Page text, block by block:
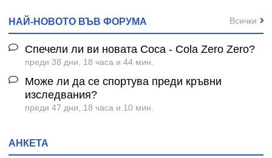
НАЙ-НОВОТО ВЪВ ФОРУМА
Спечели ли ви новата Coca - Cola Zero Zero?
преди 38 дни, 18 часа и 44 мин.
Може ли да се спортува преди кръвни
изследвания?
преди 47 дни, 18 часа и 10 мин.
Всички
АНКЕТА